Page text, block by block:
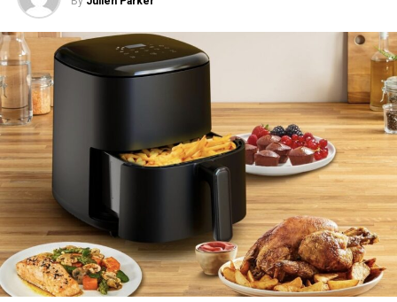
lesquels ils collaborent sont des femmes. La⁣ startup se
concentre également sur la création ⁢d’opportunités
d’emploi stables pour les femmes, notamment ⁣dans ses
kiosques de distribution, qu’elle prévoit d’étendre grâce
à son récent financement.
RELATED TOPICS: AQUARECH FINANCEMENT
KENYA
PISCICULTURE
VILLAGE CAPITAL
UP NEXT
Stockage multicloud hybride : Avantages, inconvénients
et charges de travail essentielles à découvrir !
DON'T MISS
Ce télescope thermique dépliable peut révéler si votre
maison perd de la chaleur !
compatibilité avec le compteur Anker SOLIX Smart et
les prises intelligentes proposées par Anker. cette
fonctionnalité permet une gestion optimisée de la
consommation électrique tout en réduisant les pertes
énergétiques inutiles. De plus, Anker SOLIX prévoit
d’étendre cette compatibilité aux dispositifs Shelly.
Durabilité et Résistance aux
Intempéries
Anker SOLIX met également l’accent sur la longévité du
Solarbank 2 AC. Conçu pour supporter au moins6000
cycles de charge, cet appareil a une durée de vie